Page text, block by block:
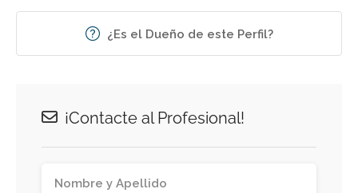
¿Es el Dueño de este Perfil?
¡Contacte al Profesional!